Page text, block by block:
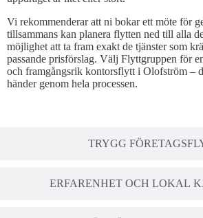
TRYGG
ERFARENHET OCH LOKAL
Vi rekommenderar att ni bokar ett möte för
tillsammans kan planera flytten ned till alla
möjlighet att ta fram exakt de tjänster som
passande prisförslag. Välj Flyttgruppen för
och framgångsrik kontorsflytt i Olofström –
händer genom hela processen.